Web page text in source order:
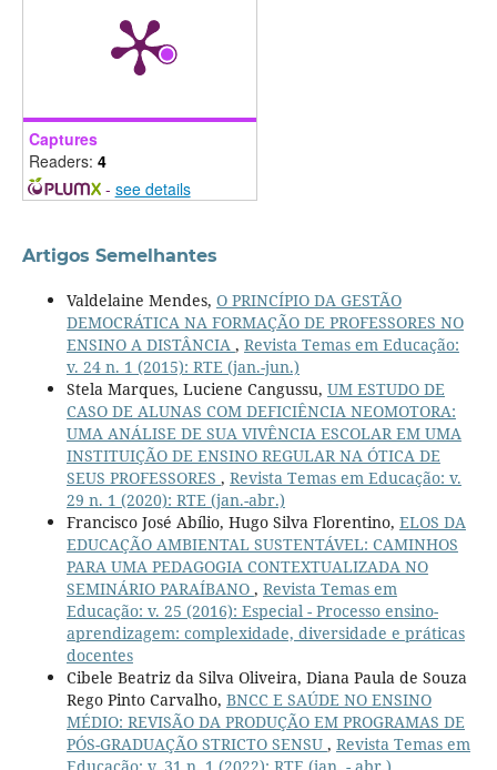
Captures
Readers: 4
- see details
Artigos Semelhantes
Valdelaine Mendes, O PRINCÍPIO DA GESTÃO
DEMOCRÁTICA NA FORMAÇÃO DE PROFESSORES NO
ENSINO A DISTÂNCIA , Revista Temas em Educação:
v. 24 n. 1 (2015): RTE (jan.-jun.)
Stela Marques, Luciene Cangussu, UM ESTUDO DE
CASO DE ALUNAS COM DEFICIÊNCIA NEOMOTORA:
UMA ANÁLISE DE SUA VIVÊNCIA ESCOLAR EM UMA
INSTITUIÇÃO DE ENSINO REGULAR NA ÓTICA DE
SEUS PROFESSORES , Revista Temas em Educação: v.
29 n. 1 (2020): RTE (jan.-abr.)
Francisco José Abílio, Hugo Silva Florentino, ELOS DA
EDUCAÇÃO AMBIENTAL SUSTENTÁVEL: CAMINHOS
PARA UMA PEDAGOGIA CONTEXTUALIZADA NO
SEMINÁRIO PARAÍBANO , Revista Temas em
Educação: v. 25 (2016): Especial - Processo ensino-
aprendizagem: complexidade, diversidade e práticas
docentes
Cibele Beatriz da Silva Oliveira, Diana Paula de Souza
Rego Pinto Carvalho, BNCC E SAÚDE NO ENSINO
MÉDIO: REVISÃO DA PRODUÇÃO EM PROGRAMAS DE
PÓS-GRADUAÇÃO STRICTO SENSU , Revista Temas em